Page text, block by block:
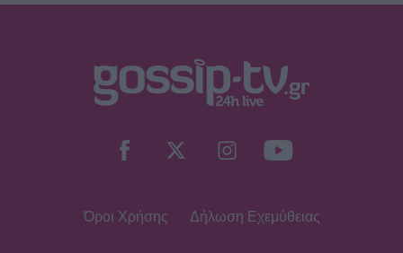
Όροι Χρήσης Δήλωση Εχεμύθειας